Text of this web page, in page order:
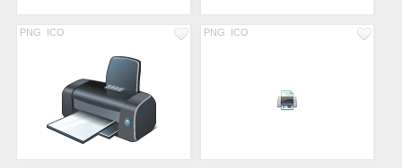
PNG ICO PNG ICO